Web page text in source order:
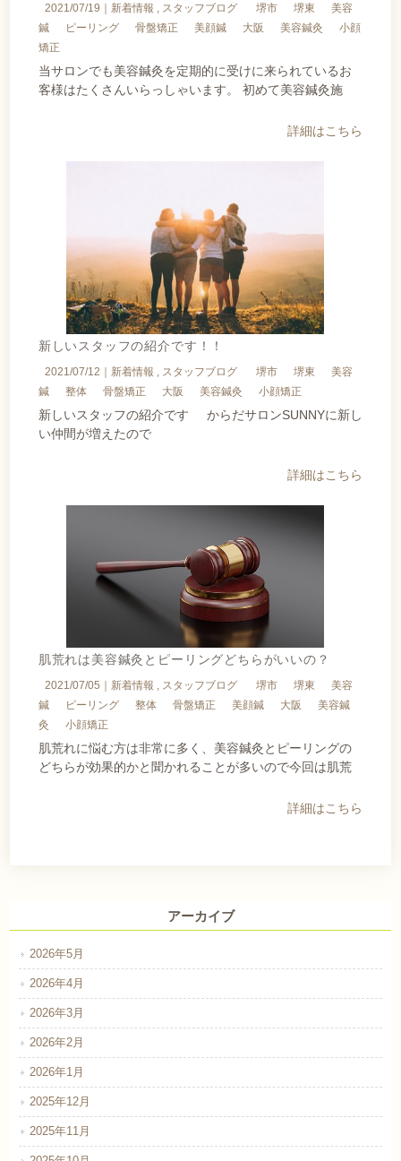
2021/07/19｜ 新着情報 スタッフブログ 堺市 堺東
美容
鍼
ピーリング 骨盤矯正 美顔鍼 大阪 美容鍼灸
小顔
矯正
当サロンでも美容鍼灸を定期的に受けに来られているお
客様はたくさんいらっしゃいます。 初めて美容鍼灸施
詳細はこちら
新しいスタッフの紹介です！！
2021/07/12｜ 新着情報 スタッフブログ 堺市 堺東
美容
鍼
整体 骨盤矯正 大阪 美容鍼灸 小顔矯正
新しいスタッフの紹介です からだサロンSUNNYに新し
い仲間が増えたので
詳細はこちら
肌荒れは美容鍼灸とピーリングどちらがいいの？
2021/07/05｜ 新着情報 スタッフブログ 堺市 堺東
美容
鍼
ピーリング 整体 骨盤矯正 美顔鍼 大阪
美容鍼
灸
小顔矯正
肌荒れに悩む方は非常に多く、美容鍼灸とピーリングの
どちらが効果的かと聞かれることが多いので今回は肌荒
詳細はこちら
アーカイブ
2026年5月
2026年4月
2026年3月
2026年2月
2026年1月
2025年12月
2025年11月